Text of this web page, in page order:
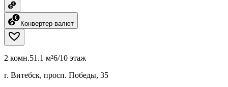
Конвертер валют
2 комн.51.1 м²6/10 этаж
г. Витебск, просп. Победы, 35